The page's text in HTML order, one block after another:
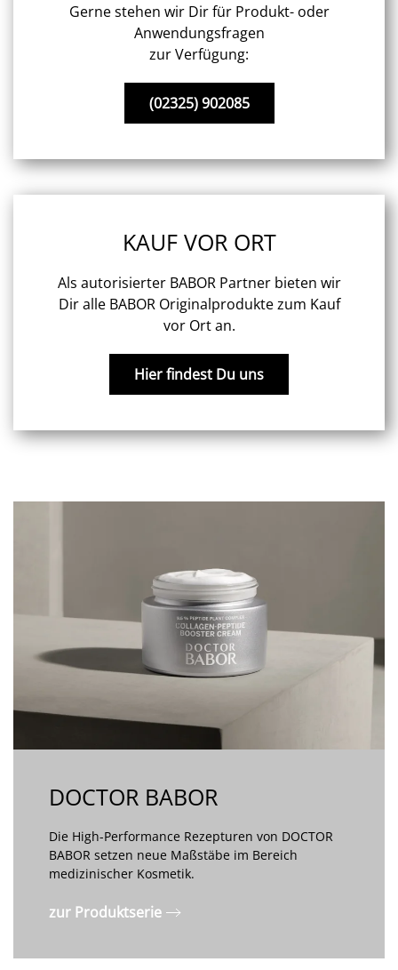
Gerne stehen wir Dir für Produkt- oder
Anwendungsfragen
zur Verfügung:
(02325) 902085
KAUF VOR ORT
Als autorisierter BABOR Partner bieten wir
Dir alle BABOR Originalprodukte zum Kauf
vor Ort an.
Hier findest Du uns
DOCTOR BABOR
Die High-Performance Rezepturen von DOCTOR
BABOR setzen neue Maßstäbe im Bereich
medizinischer Kosmetik.
zur Produktserie